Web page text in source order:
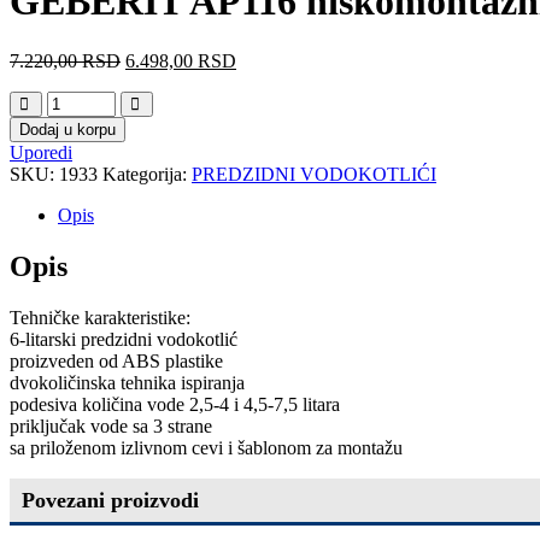
7.220,00RSD 6.498,00 RSD
Dodaj u korpu
Uporedi
SKU: 1933 Kategorija: PREDZIDNI VODOKOTLIĆI
Opis
Opis
Tehničke karakteristike:
6-litarski predzidni vodokotlić
proizveden od ABS plastike
dvokoličinska tehnika ispiranja
podesiva količina vode 2,5-4 i 4,5-7,5 litara
priključak vode sa 3 strane
sa priloženom izlivnom cevi i šablonom za montažu
Povezani proizvodi